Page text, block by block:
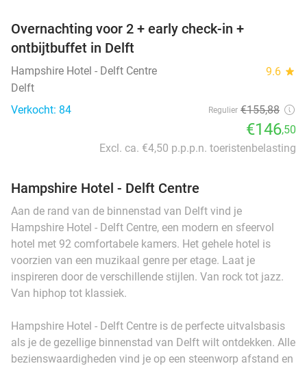
Overnachting voor 2 + early check-in +
ontbijtbuffet in Delft
Hampshire Hotel - Delft Centre 9.6 star
Delft
Verkocht: 84
Regulier €155,88
€146,50
Excl. ca. €4,50 p.p.p.n. toeristenbelasting
Hampshire Hotel - Delft Centre
Aan de rand van de binnenstad van Delft vind je
Hampshire Hotel - Delft Centre, een modern en sfeervol
hotel met 92 comfortabele kamers. Het gehele hotel is
voorzien van een muzikaal genre per etage. Laat je
inspireren door de verschillende stijlen. Van rock tot jazz.
Van hiphop tot klassiek.
Hampshire Hotel - Delft Centre is de perfecte uitvalsbasis
als je de gezellige binnenstad van Delft wilt ontdekken. Alle
bezienswaardigheden vind je op een steenworp afstand en